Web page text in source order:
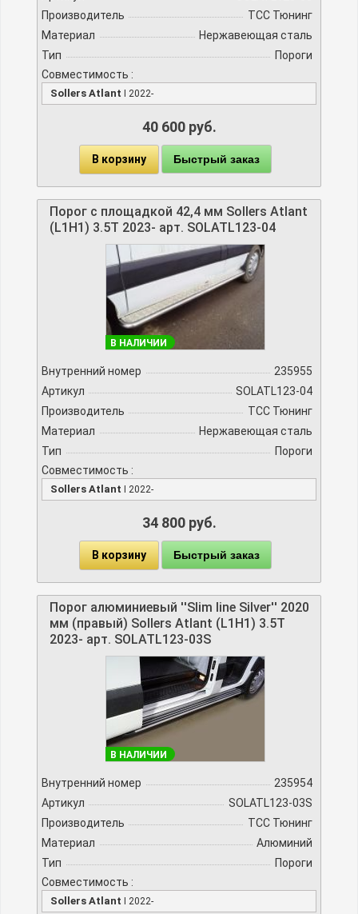
Производитель
TCC Тюнинг
Материал
Нержавеющая сталь
Тип
Пороги
Совместимость :
Sollers Atlant I 2022-
40 600 руб.
В корзину Быстрый заказ
Порог с площадкой 42,4 мм Sollers Atlant
(L1H1) 3.5T 2023- арт. SOLATL123-04
В НАЛИЧИИ
Внутренний номер
235955
Артикул
SOLATL123-04
Производитель
TCC Тюнинг
Материал
Нержавеющая сталь
Тип
Пороги
Совместимость :
Sollers Atlant I 2022-
34 800 руб.
В корзину Быстрый заказ
Порог алюминиевый ''Slim line Silver'' 2020
мм (правый) Sollers Atlant (L1H1) 3.5T
2023- арт. SOLATL123-03S
В НАЛИЧИИ
Внутренний номер
235954
Артикул
SOLATL123-03S
Производитель
TCC Тюнинг
Материал
Алюминий
Тип
Пороги
Совместимость :
Sollers Atlant I 2022-